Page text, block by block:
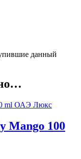
данный
Mango 100